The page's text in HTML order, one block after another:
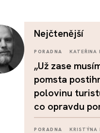
nejčtenější
PORADNA KATEŘINA
„Už zase
pomsta
polovinu
co opravdu
PORADNA KRISTÝNA